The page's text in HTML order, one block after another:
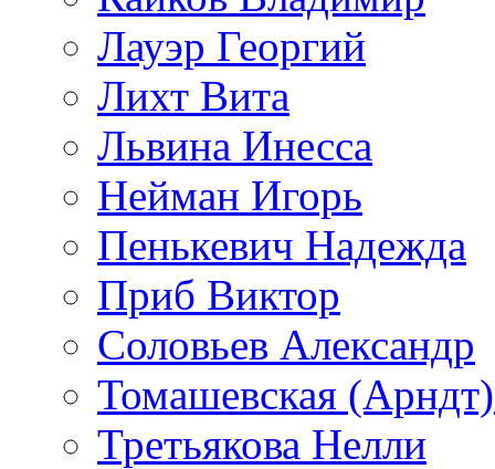
Лауэр Георгий
Лихт Вита
Львина Инесса
Нейман Игорь
Пенькевич Надежда
Приб Виктор
Соловьев Александр
Томашевская
Третьякова Нелли